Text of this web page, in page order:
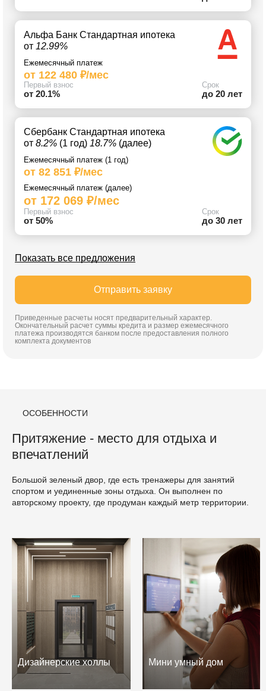
Альфа Банк Стандартная ипотека
от 12.99%
Ежемесячный платеж
от 122 480 ₽/мес
Первый взнос
от 20.1%
Срок
до 20 лет
Сбербанк Стандартная ипотека
от 8.2% (1 год) 18.7% (далее)
Ежемесячный платеж (1 год)
от 82 851 ₽/мес
Ежемесячный платеж (далее)
от 172 069 ₽/мес
Первый взнос
от 50%
Срок
до 30 лет
Показать все предложения
Отправить заявку
Приведенные расчеты носят предварительный характер.
Окончательный расчет суммы кредита и размер ежемесячного
платежа производятся банком после предоставления полного
комплекта документов
ОСОБЕННОСТИ
Притяжение - место для отдыха и
впечатлений
Большой зеленый двор, где есть тренажеры для занятий
спортом и уединенные зоны отдыха. Он выполнен по
авторскому проекту, где продуман каждый метр территории.
Дизайнерские холлы Мини умный дом